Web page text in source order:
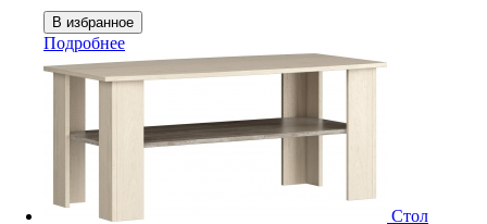
Подробнее
Стол